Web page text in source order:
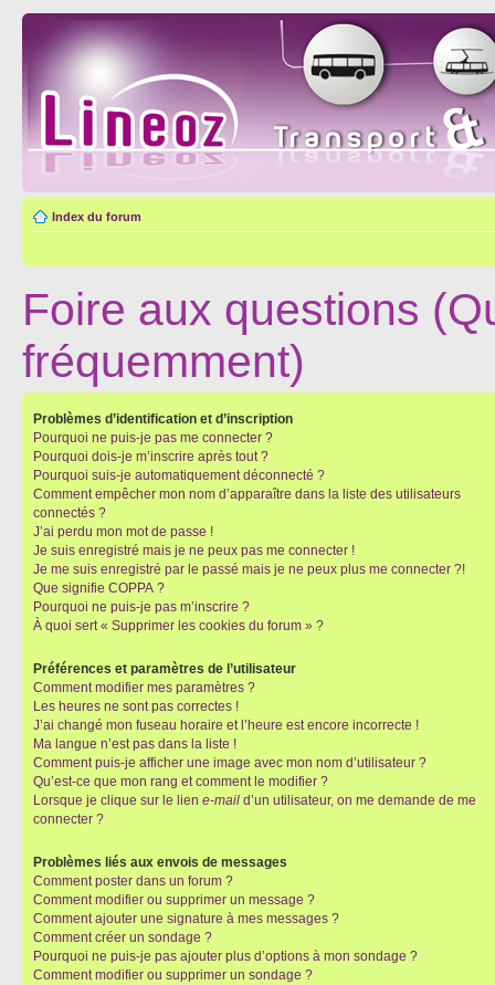
Index du forum
Foire aux questions
fréquemment)
Problèmes d’identification et d’inscription
Pourquoi ne puis-je pas me connecter ?
Pourquoi dois-je m’inscrire après tout ?
Pourquoi suis-je automatiquement déconnecté ?
Comment empêcher mon nom d’apparaître dans la liste des utilisateurs
connectés ?
J’ai perdu mon mot de passe !
Je suis enregistré mais je ne peux pas me connecter !
Je me suis enregistré par le passé mais je ne peux plus me connecter ?!
Que signifie COPPA ?
Pourquoi ne puis-je pas m’inscrire ?
À quoi sert « Supprimer les cookies du forum » ?
Préférences et paramètres de l’utilisateur
Comment modifier mes paramètres ?
Les heures ne sont pas correctes !
J’ai changé mon fuseau horaire et l’heure est encore incorrecte !
Ma langue n’est pas dans la liste !
Comment puis-je afficher une image avec mon nom d’utilisateur ?
Qu’est-ce que mon rang et comment le modifier ?
Lorsque je clique sur le lien e-mail d’un utilisateur, on me demande de me
connecter ?
Problèmes liés aux envois de messages
Comment poster dans un forum ?
Comment modifier ou supprimer un message ?
Comment ajouter une signature à mes messages ?
Comment créer un sondage ?
Pourquoi ne puis-je pas ajouter plus d’options à mon sondage ?
Comment modifier ou supprimer un sondage ?